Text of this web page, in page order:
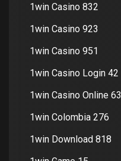
1win Casino 832
1win Casino 923
1win Casino 951
1win Casino Login 42
1win Casino Online 63
1win Colombia 276
1win Download 818